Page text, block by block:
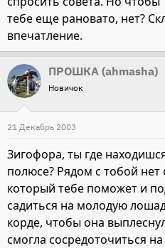
тебе еще рановато, нет?
впечатление.
ПРОШКА (ahmasha)
Новичок
21 Декабрь 2003
Зигофора, ты где
полюсе? Рядом с тобой нет
который тебе поможет и
садиться на молодую
корде, чтобы она
смогла сосредоточиться